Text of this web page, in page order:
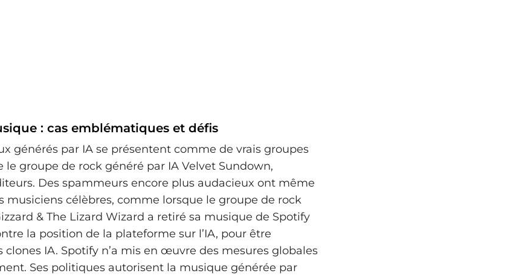
: cas emblématiques et défis
générés par IA se présentent comme de vrais groupes
le groupe de rock généré par IA Velvet Sundown,
Des spammeurs encore plus audacieux ont même
musiciens célèbres, comme lorsque le groupe de rock
& The Lizard Wizard a retiré sa musique de Spotify
la position de la plateforme sur l’IA, pour être
clones IA. Spotify n’a mis en œuvre des mesures globales
Ses politiques autorisent la musique générée par